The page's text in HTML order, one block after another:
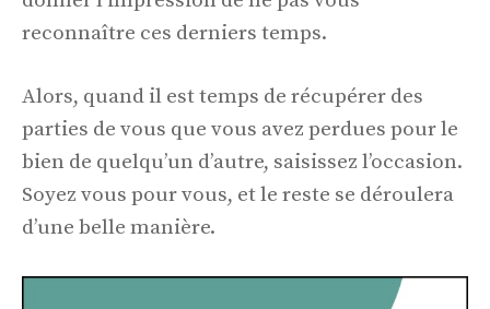
reconnaître ces derniers temps.
Alors, quand il est temps de récupérer des
parties de vous que vous avez perdues pour le
bien de quelqu’un d’autre, saisissez l’occasion.
Soyez vous pour vous, et le reste se déroulera
d’une belle manière.